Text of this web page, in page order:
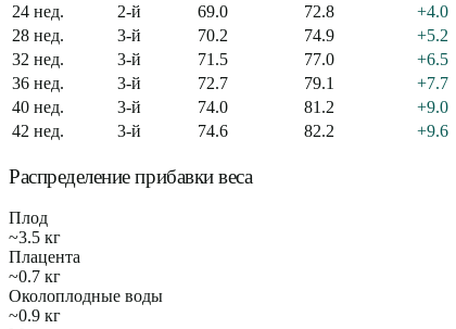
24 нед. 2-й 69.0 72.8 +4.0
28 нед. 3-й 70.2 74.9 +5.2
32 нед. 3-й 71.5 77.0 +6.5
36 нед. 3-й 72.7 79.1 +7.7
40 нед. 3-й 74.0 81.2 +9.0
42 нед. 3-й 74.6 82.2 +9.6
Распределение прибавки веса
Плод
~3.5 кг
Плацента
~0.7 кг
Околоплодные воды
~0.9 кг